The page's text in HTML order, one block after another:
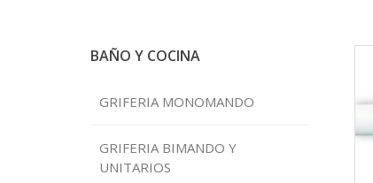
BAÑO Y COCINA
GRIFERIA MONOMANDO
GRIFERIA BIMANDO Y
UNITARIOS